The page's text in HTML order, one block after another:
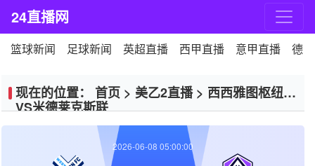
24直播网
篮球新闻 足球新闻 英超直播 西甲直播 意甲直播 德
现在的位置： 首页 > 美乙2直播> 西西雅图枢纽
VS米德莱克斯联
2026-06-08 05:00:00